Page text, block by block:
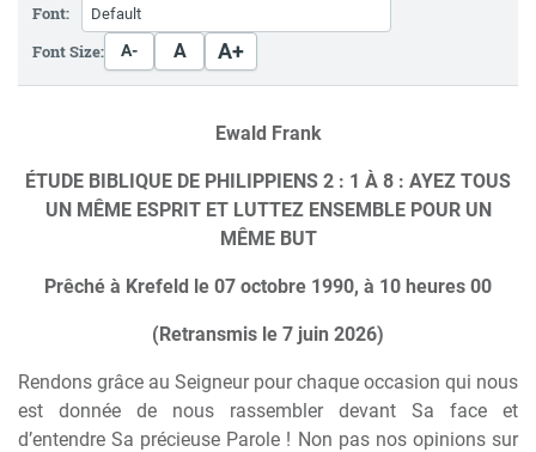
Font:
Font Size:
A- A A+
Ewald Frank
ÉTUDE BIBLIQUE DE PHILIPPIENS 2 : 1 À 8 : AYEZ TOUS
UN MÊME ESPRIT ET LUTTEZ ENSEMBLE POUR UN
MÊME BUT
Prêché à Krefeld le 07 octobre 1990, à 10 heures 00
(Retransmis le 7 juin 2026)
Rendons grâce au Seigneur pour chaque occasion qui nous
est donnée de nous rassembler devant Sa face et
d’entendre Sa précieuse Parole ! Non pas nos opinions sur